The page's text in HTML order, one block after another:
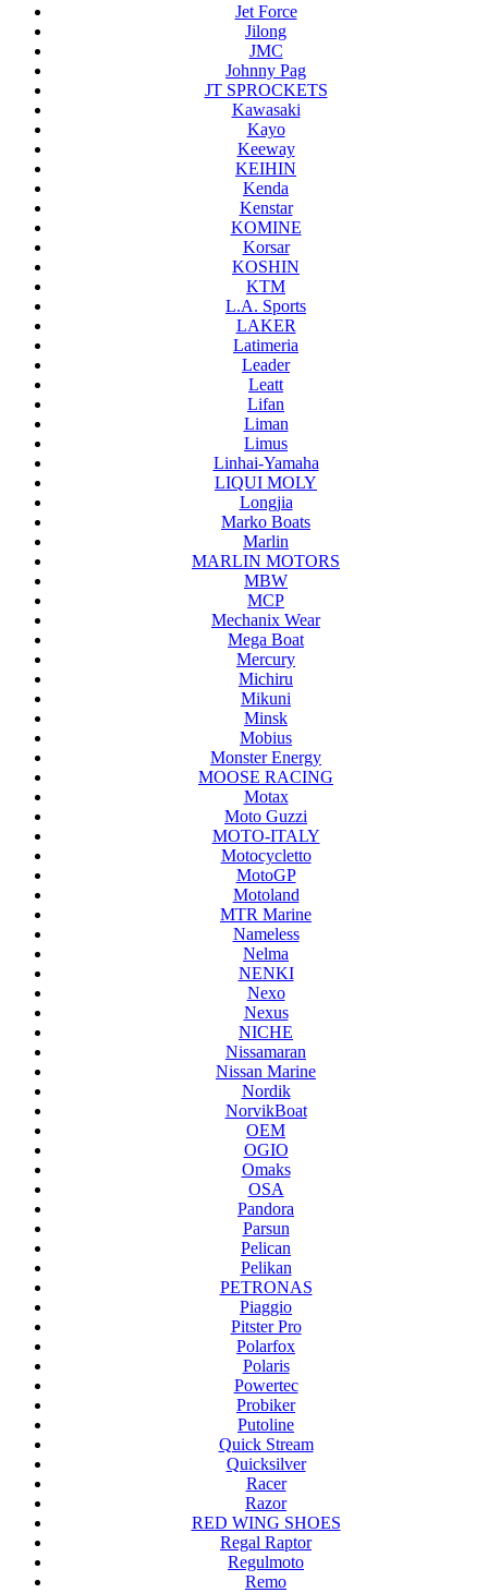
Jet Force
Jilong
JMC
Johnny Pag
JT SPROCKETS
Kawasaki
Kayo
Keeway
KEIHIN
Kenda
Kenstar
KOMINE
Korsar
KOSHIN
KTM
L.A. Sports
LAKER
Latimeria
Leader
Leatt
Lifan
Liman
Limus
Linhai-Yamaha
LIQUI MOLY
Longjia
Marko Boats
Marlin
MARLIN MOTORS
MBW
MCP
Mechanix Wear
Mega Boat
Mercury
Michiru
Mikuni
Minsk
Mobius
Monster Energy
MOOSE RACING
Motax
Moto Guzzi
MOTO-ITALY
Motocycletto
MotoGP
Motoland
MTR Marine
Nameless
Nelma
NENKI
Nexo
Nexus
NICHE
Nissamaran
Nissan Marine
Nordik
NorvikBoat
OEM
OGIO
Omaks
OSA
Pandora
Parsun
Pelican
Pelikan
PETRONAS
Piaggio
Pitster Pro
Polarfox
Polaris
Powertec
Probiker
Putoline
Quick Stream
Quicksilver
Racer
Razor
RED WING SHOES
Regal Raptor
Regulmoto
Remo